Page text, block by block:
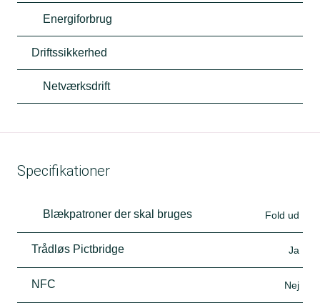
Energiforbrug
Driftssikkerhed
Netværksdrift
Specifikationer
Blækpatroner der skal bruges Fold ud
Trådløs Pictbridge Ja
NFC Nej